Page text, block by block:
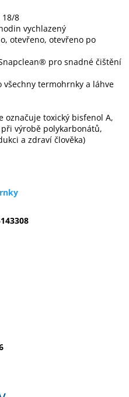
18/8
vychlazený
otevřeno, otevřeno po
pro snadné čištění
termohrnky a láhve
označuje toxický bisfenol A,
výrobě polykarbonátů,
a zdraví člověka)